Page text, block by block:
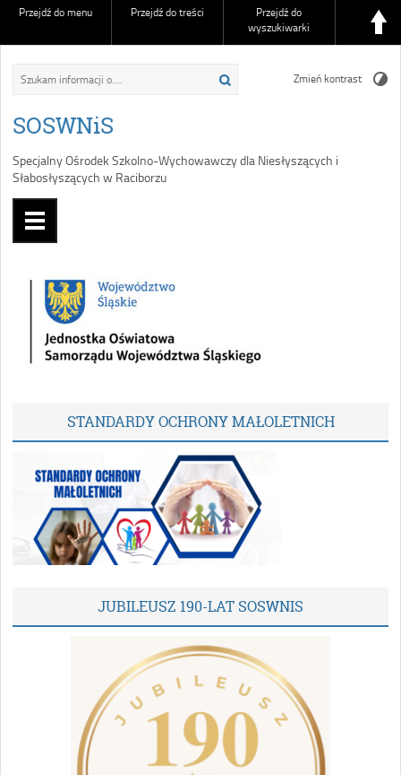
Przejdź do menu Przejdź do treści
Przejdź do
wyszukiwarki
SOSWNiS
Specjalny Ośrodek Szkolno-Wychowawczy dla Niesłyszących i
Słabosłyszących w Raciborzu
Zmień kontrast
STANDARDY OCHRONY MAŁOLETNICH
JUBILEUSZ 190-LAT SOSWNIS